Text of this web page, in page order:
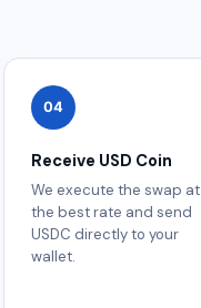
04
Receive USD Coin
We execute the swap at
the best rate and send
USDC directly to your
wallet.